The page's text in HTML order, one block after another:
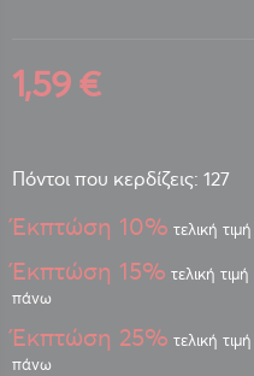
1,59 €
Πόντοι που κερδίζεις: 127
Έκπτώση 10% τελική τιμή
Έκπτώση 15% τελική τιμή
πάνω
Έκπτώση 25% τελική τιμή
πάνω